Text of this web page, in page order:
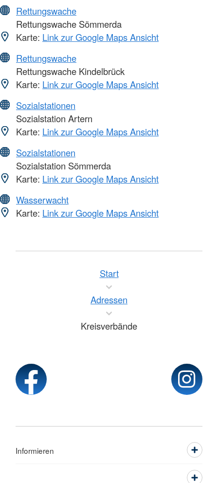
Rettungswache
Rettungswache Sömmerda
Karte: Link zur Google Maps Ansicht
Rettungswache
Rettungswache Kindelbrück
Karte: Link zur Google Maps Ansicht
Sozialstationen
Sozialstation Artern
Karte: Link zur Google Maps Ansicht
Sozialstationen
Sozialstation Sömmerda
Karte: Link zur Google Maps Ansicht
Wasserwacht
Karte: Link zur Google Maps Ansicht
Start
Adressen
Kreisverbände
Informieren